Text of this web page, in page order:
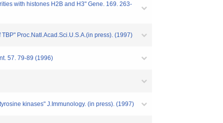
with histones H2B and H3" Gene. 169. 263-
Proc.Natl.Acad.Sci.U.S.A.(in press). (1997)
57. 79-89 (1996)
kinases" J.Immunology. (in press). (1997)